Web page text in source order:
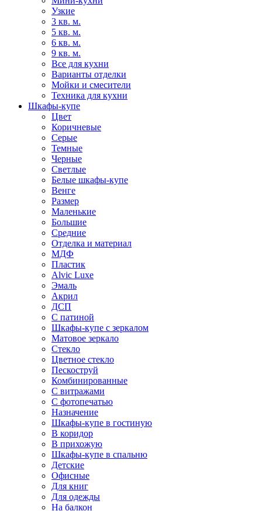
Узкие
3 кв. м.
5 кв. м.
6 кв. м.
9 кв. м.
Все для кухни
Варианты отделки
Мойки и смесители
Техника для кухни
Шкафы-купе
Цвет
Коричневые
Серые
Темные
Черные
Светлые
Белые шкафы-купе
Венге
Размер
Маленькие
Большие
Средние
Отделка и материал
МДФ
Пластик
Alvic Luxe
Эмаль
Акрил
ДСП
С патиной
Шкафы-купе с зеркалом
Матовое зеркало
Стекло
Цветное стекло
Пескоструй
Комбинированные
С витражами
С фотопечатью
Назначение
Шкафы-купе в гостиную
В коридор
В прихожую
Шкафы-купе в спальню
Детские
Офисные
Для книг
Для одежды
На балкон